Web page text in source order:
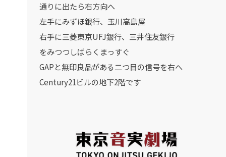
通りに出たら右方向へ
左手にみずほ銀行、玉川高島屋
右手に三菱東京UFJ銀行、三井住友銀行
をみつつしばらくまっすぐ
GAPと無印良品がある二つ目の信号を右へ
Century21ビルの地下2階です